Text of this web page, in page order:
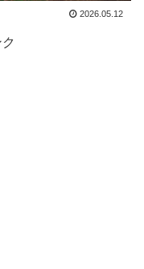
2026.05.12